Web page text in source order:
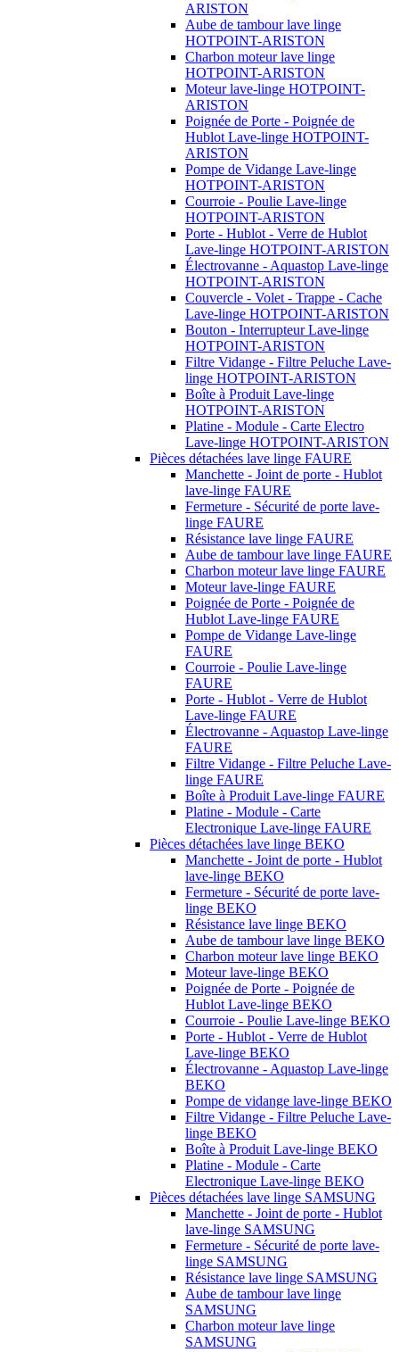
ARISTON
Aube de tambour lave linge
HOTPOINT-ARISTON
Charbon moteur lave linge
HOTPOINT-ARISTON
Moteur lave-linge HOTPOINT-
ARISTON
Poignée de Porte - Poignée de
Hublot Lave-linge HOTPOINT-
ARISTON
Pompe de Vidange Lave-linge
HOTPOINT-ARISTON
Courroie - Poulie Lave-linge
HOTPOINT-ARISTON
Porte - Hublot - Verre de Hublot
Lave-linge HOTPOINT-ARISTON
Électrovanne - Aquastop Lave-linge
HOTPOINT-ARISTON
Couvercle - Volet - Trappe - Cache
Lave-linge HOTPOINT-ARISTON
Bouton - Interrupteur Lave-linge
HOTPOINT-ARISTON
Filtre Vidange - Filtre Peluche Lave-
linge HOTPOINT-ARISTON
Boîte à Produit Lave-linge
HOTPOINT-ARISTON
Platine - Module - Carte Electro
Lave-linge HOTPOINT-ARISTON
Pièces détachées lave linge FAURE
Manchette - Joint de porte - Hublot
lave-linge FAURE
Fermeture - Sécurité de porte lave-
linge FAURE
Résistance lave linge FAURE
Aube de tambour lave linge FAURE
Charbon moteur lave linge FAURE
Moteur lave-linge FAURE
Poignée de Porte - Poignée de
Hublot Lave-linge FAURE
Pompe de Vidange Lave-linge
FAURE
Courroie - Poulie Lave-linge
FAURE
Porte - Hublot - Verre de Hublot
Lave-linge FAURE
Électrovanne - Aquastop Lave-linge
FAURE
Filtre Vidange - Filtre Peluche Lave-
linge FAURE
Boîte à Produit Lave-linge FAURE
Platine - Module - Carte
Electronique Lave-linge FAURE
Pièces détachées lave linge BEKO
Manchette - Joint de porte - Hublot
lave-linge BEKO
Fermeture - Sécurité de porte lave-
linge BEKO
Résistance lave linge BEKO
Aube de tambour lave linge BEKO
Charbon moteur lave linge BEKO
Moteur lave-linge BEKO
Poignée de Porte - Poignée de
Hublot Lave-linge BEKO
Courroie - Poulie Lave-linge BEKO
Porte - Hublot - Verre de Hublot
Lave-linge BEKO
Électrovanne - Aquastop Lave-linge
BEKO
Pompe de vidange lave-linge BEKO
Filtre Vidange - Filtre Peluche Lave-
linge BEKO
Boîte à Produit Lave-linge BEKO
Platine - Module - Carte
Electronique Lave-linge BEKO
Pièces détachées lave linge SAMSUNG
Manchette - Joint de porte - Hublot
lave-linge SAMSUNG
Fermeture - Sécurité de porte lave-
linge SAMSUNG
Résistance lave linge SAMSUNG
Aube de tambour lave linge
SAMSUNG
Charbon moteur lave linge
SAMSUNG